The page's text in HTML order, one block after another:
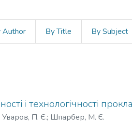
Author By Title By Subject
і технологічності
Уваров, П. Є.; Шпарбер, М. Є.